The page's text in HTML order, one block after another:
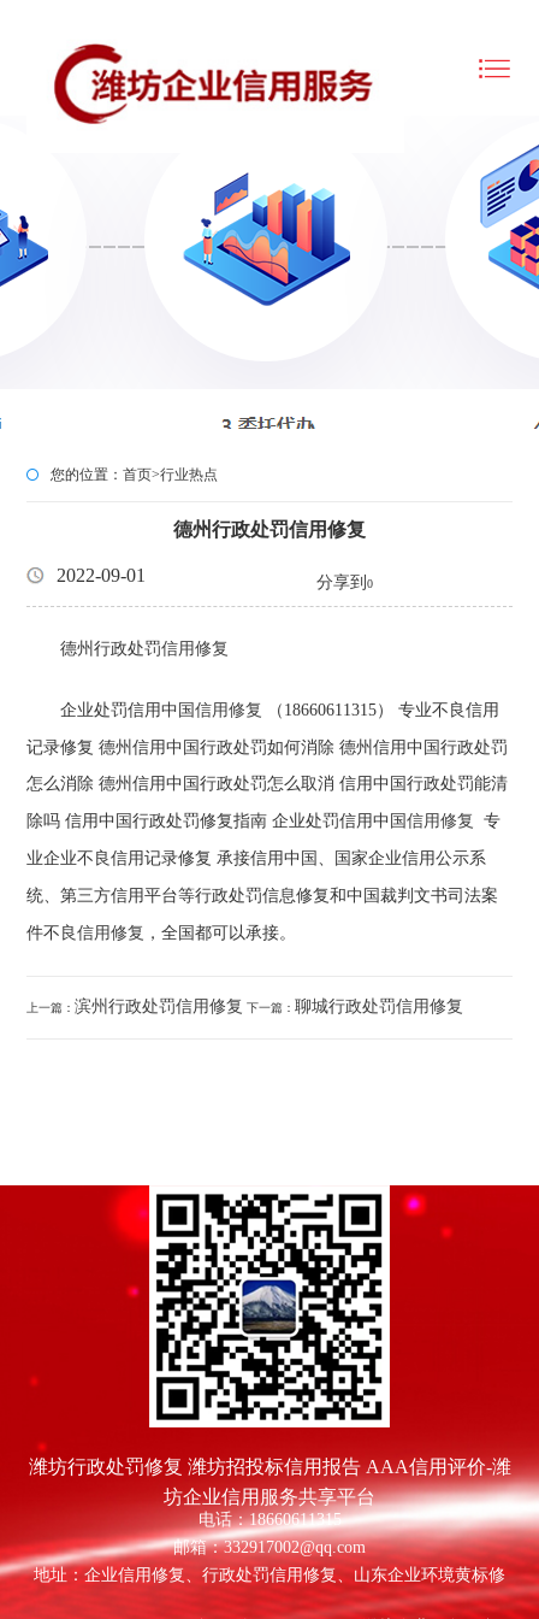
您的位置：首页>行业热点
德州行政处罚信用修复
2022-09-01 分享到 0
德州行政处罚信用修复
企业处罚信用中国信用修复 （18660611315）
专业不良信用
记录修复 德州信用中国行政处罚如何消除 德州信用中国行政处罚
怎么消除 德州信用中国行政处罚怎么取消 信用中国行政处罚能清
除吗 信用中国行政处罚修复指南企业处罚信用中国信用修复
专
业企业不良信用记录修复 承接信用中国、国家企业信用公示系
统、第三方信用平台等行政处罚信息修复和中国裁判文书司法案
件不良信用修复 ，全国都可以承接。
上一篇：滨州行政处罚信用修复 下一篇：聊城行政处罚信用修复
潍坊行政处罚修复 潍坊招投标信用报告 AAA信用评价-潍
坊企业信用服务共享平台
电话：18660611315
邮箱：332917002@qq.com
地址：企业信用修复、行政处罚信用修复、山东企业环境黄标修